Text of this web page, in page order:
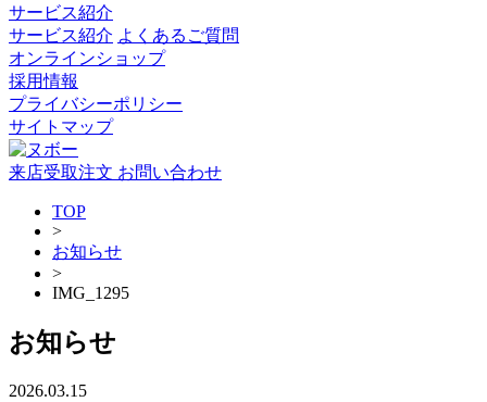
サービス紹介
サービス紹介 よくあるご質問
オンラインショップ
採用情報
プライバシーポリシー
サイトマップ
来店受取注文 お問い合わせ
TOP
>
お知らせ
>
IMG_1295
お知らせ
2026.03.15